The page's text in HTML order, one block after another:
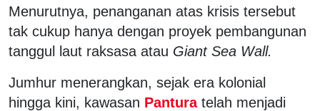
Menurutnya, penanganan atas krisis tersebut
tak cukup hanya dengan proyek pembangunan
tanggul laut raksasa atau Giant Sea Wall.
Jumhur menerangkan, sejak era kolonial
hingga kini, kawasan Pantura telah menjadi